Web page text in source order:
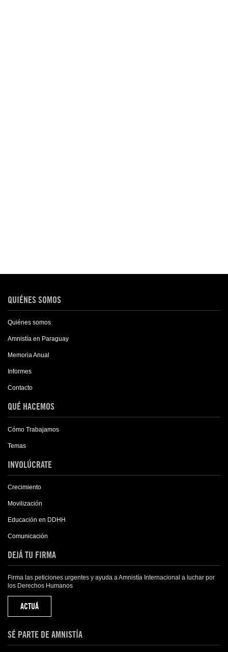
QUIÉNES SOMOS
Quiénes somos
Amnistía en Paraguay
Memoria Anual
Informes
Contacto
QUÉ HACEMOS
Cómo Trabajamos
Temas
INVOLÚCRATE
Crecimiento
Movilización
Educación en DDHH
Comunicación
DEJÁ TU FIRMA
Firma las peticiones urgentes y ayuda a Amnistía Internacional a luchar por
los Derechos Humanos
ACTUÁ
SÉ PARTE DE AMNISTÍA